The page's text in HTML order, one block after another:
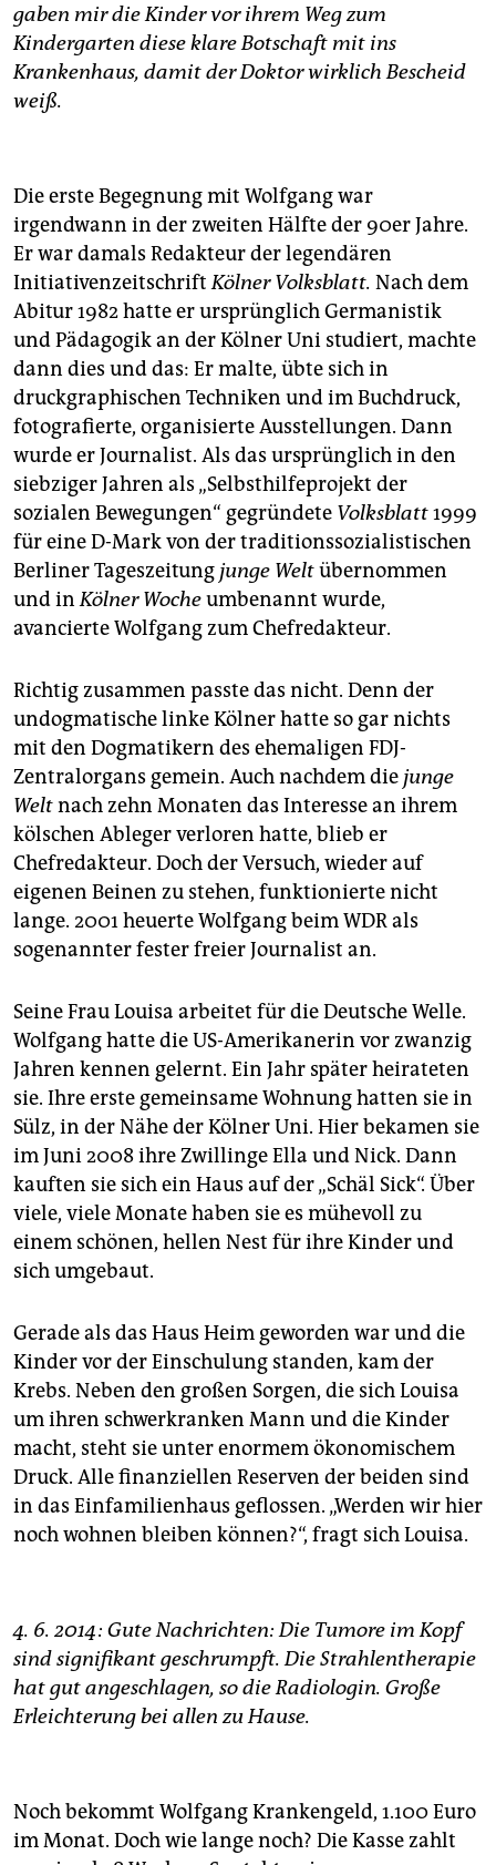
gaben mir die Kinder vor ihrem Weg zum
Kindergarten diese klare Botschaft mit ins
Krankenhaus, damit der Doktor wirklich Bescheid
weiß.
Die erste Begegnung mit Wolfgang war
irgendwann in der zweiten Hälfte der 90er Jahre.
Er war damals Redakteur der legendären
InitiativenzeitschriftKölner Volksblatt. Nach dem
Abitur 1982 hatte er ursprünglich Germanistik
und Pädagogik an der Kölner Uni studiert, machte
dann dies und das: Er malte, übte sich in
druckgraphischen Techniken und im Buchdruck,
fotografierte, organisierte Ausstellungen. Dann
wurde er Journalist. Als das ursprünglich in den
siebziger Jahren als „Selbsthilfeprojekt der
sozialen Bewegungen“ gegründete Volksblatt1999
für eine D-Mark von der traditionssozialistischen
Berliner Tageszeitung junge Weltübernommen
und inKölner Wocheumbenannt wurde,
avancierte Wolfgang zum Chefredakteur.
Richtig zusammen passte das nicht. Denn der
undogmatische linke Kölner hatte so gar nichts
mit den Dogmatikern des ehemaligen FDJ-
Zentralorgans gemein. Auch nachdem die junge
Weltnach zehn Monaten das Interesse an ihrem
kölschen Ableger verloren hatte, blieb er
Chefredakteur. Doch der Versuch, wieder auf
eigenen Beinen zu stehen, funktionierte nicht
lange. 2001 heuerte Wolfgang beim WDR als
sogenannter fester freier Journalist an.
Seine Frau Louisa arbeitet für die Deutsche Welle.
Wolfgang hatte die US-Amerikanerin vor zwanzig
Jahren kennen gelernt. Ein Jahr später heirateten
sie. Ihre erste gemeinsame Wohnung hatten sie in
Sülz, in der Nähe der Kölner Uni. Hier bekamen sie
im Juni 2008 ihre Zwillinge Ella und Nick. Dann
kauften sie sich ein Haus auf der „Schäl Sick“. Über
viele, viele Monate haben sie es mühevoll zu
einem schönen, hellen Nest für ihre Kinder und
sich umgebaut.
Gerade als das Haus Heim geworden war und die
Kinder vor der Einschulung standen, kam der
Krebs. Neben den großen Sorgen, die sich Louisa
um ihren schwerkranken Mann und die Kinder
macht, steht sie unter enormem ökonomischem
Druck. Alle finanziellen Reserven der beiden sind
in das Einfamilienhaus geflossen. „Werden wir hier
noch wohnen bleiben können?“, fragt sich Louisa.
4. 6. 2014: Gute Nachrichten: Die Tumore im Kopf
sind signifikant geschrumpft. Die Strahlentherapie
hat gut angeschlagen, so die Radiologin. Große
Erleichterung bei allen zu Hause.
Noch bekommt Wolfgang Krankengeld, 1.100 Euro
im Monat. Doch wie lange noch? Die Kasse zahlt